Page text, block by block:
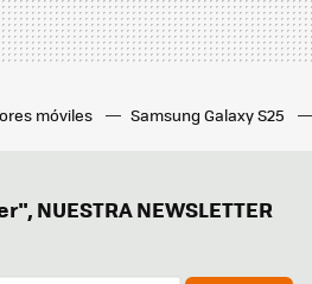
móviles Samsung Galaxy S25
NUESTRA NEWSLETTER